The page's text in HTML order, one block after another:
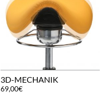
3D-MECHANIK
69,00€